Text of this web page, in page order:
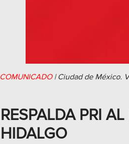
COMUNICADO| Ciudad de México.
RESPALDA PRI
HIDALGO